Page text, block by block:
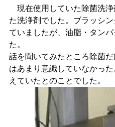
現在使用していた除菌洗浄
た洗浄剤でした。ブラッシ
ていましたが、油脂・タン
た。
話を聞いてみたところ除菌
はあまり意識していなかっ
えていたとのことでした。